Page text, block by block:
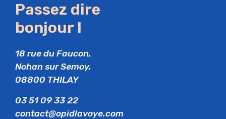
Passez dire
bonjour !
18 rue du Faucon,
Nohan sur Semoy,
08800 THILAY
03 51 09 33 22
contact@opidlavoye.com